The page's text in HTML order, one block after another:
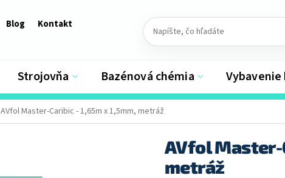
Blog Kontakt
Strojovňa Bazénová chémia Vybavenie
AVfol Master-Caribic - 1,65m x 1,5mm, metráž
AVfol Master-
metráž